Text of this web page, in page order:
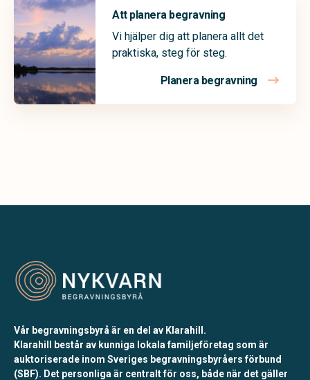
Att planera begravning
Vi hjälper dig att planera allt det
praktiska, steg för steg.
Planera begravning
Vår begravningsbyrå är en del av Klarahill.
Klarahill består av kunniga lokala familjeföretag som är
auktoriserade inom Sveriges begravningsbyråers förbund
(SBF). Det personliga är centralt för oss, både när det gäller